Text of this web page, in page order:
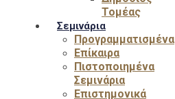
Τομέας
Σεμινάρια
Προγραμματισμένα
Επίκαιρα
Πιστοποιημένα
Σεμινάρια
Επιστημονικά